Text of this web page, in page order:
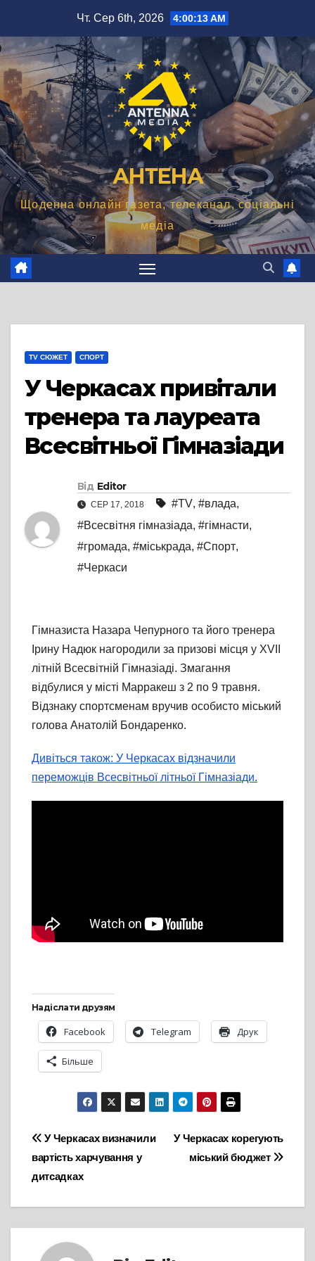
вмісту
Чт. Сер 6th, 2026 4:00:14 AM
АНТЕНА
Щоденна онлайн газета, телеканал, соціальні
медіа
TV СЮЖЕТ СПОРТ
У Черкасах привітали
тренера та лауреата
Всесвітньої Гімназіади
Від Editor
СЕР 17, 2018 #TV, #влада,
#Всесвітня гімназіада, #гімнасти,
#громада, #міськрада, #Спорт,
#Черкаси
Гімназиста Назара Чепурного та його тренера
Ірину Надюк нагородили за призові місця у XVII
літній Всесвітній Гімназіаді. Змагання
відбулися у місті Марракеш з 2 по 9 травня.
Відзнаку спортсменам вручив особисто міський
голова Анатолій Бондаренко.
Дивіться також: У Черкасах відзначили
переможців Всесвітньої літньої Гімназіади.
Надіслати друзям
Facebook Telegram Друк
Більше
Навігація
записів
У Черкасах корегують
міський бюджет
У Черкасах визначили
вартість харчування у
дитсадках